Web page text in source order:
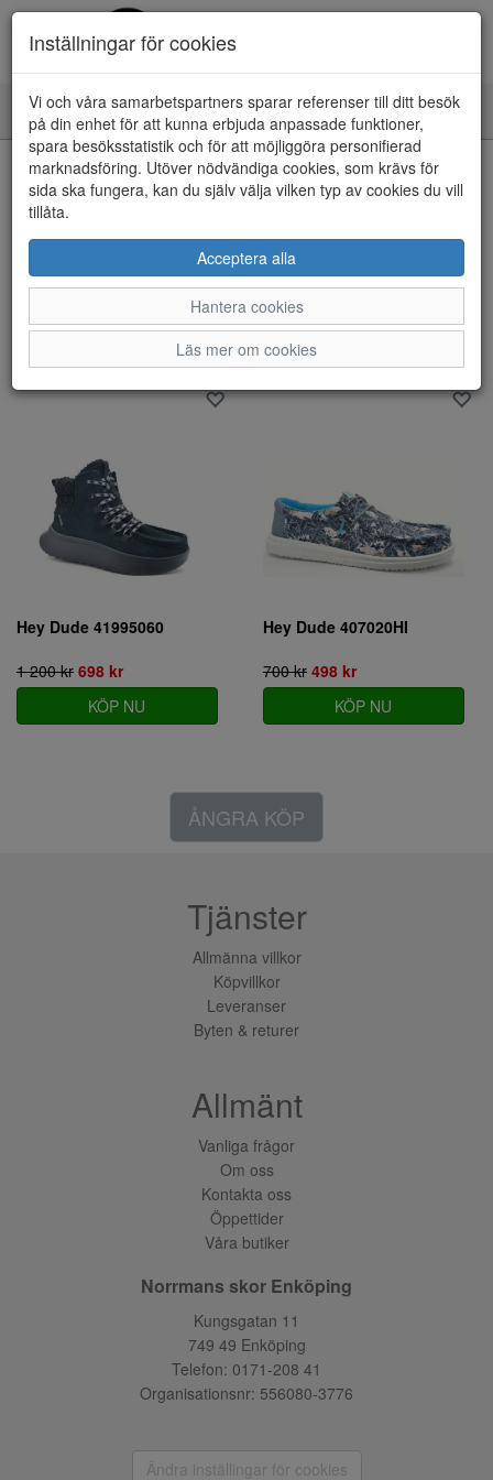
Toggle
navigation
Visa filter
Varumärke: Hey dude
Rensa
2 artiklar hittade
Hey Dude 41995060
1 200 kr 698 kr
KÖP NU
Hey Dude 407020HI
700 kr 498 kr
KÖP NU
ÅNGRA KÖP
Inställningar för cookies
Vi och våra samarbetspartners sparar referenser till ditt besök
på din enhet för att kunna erbjuda anpassade funktioner,
spara besöksstatistik och för att möjliggöra personifierad
marknadsföring. Utöver nödvändiga cookies, som krävs för
sida ska fungera, kan du själv välja vilken typ av cookies du vill
tillåta.
Acceptera alla
Hantera cookies
Läs mer om cookies
Tjänster
Allmänna villkor
Köpvillkor
Leveranser
Byten & returer
Allmänt
Vanliga frågor
Om oss
Kontakta oss
Öppettider
Våra butiker
Norrmans skor Enköping
Kungsgatan 11
749 49 Enköping
Telefon: 0171-208 41
Organisationsnr: 556080-3776
Ändra inställingar för cookies